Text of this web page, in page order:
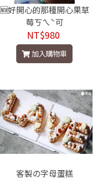
🆕好開心的那種開心果草
莓ㄎㄟˋ可
NT$980
加入購物車
客製の字母蛋糕